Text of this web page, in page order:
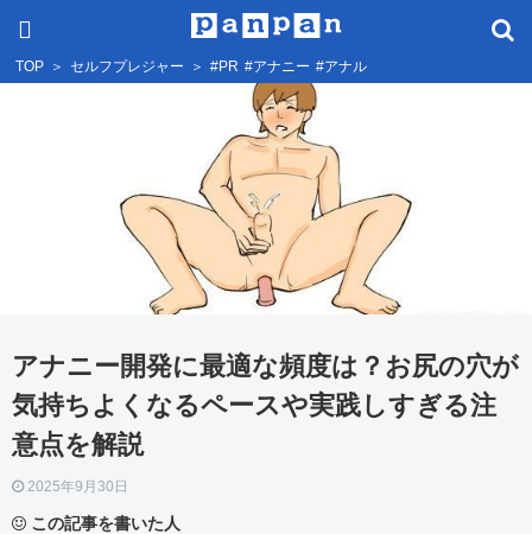
TOP ＞ セルフプレジャー ＞ #PR #アナニー #アナル
アナニー開発に最適な頻度は？お尻の穴が
気持ちよくなるペースや実践しすぎる注
意点を解説
2025年9月30日
この記事を書いた人